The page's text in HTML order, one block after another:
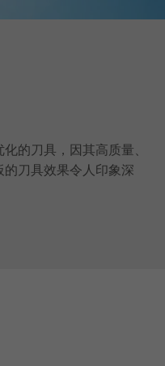
的刀具，因其高质量、
刀具效果令人印象深